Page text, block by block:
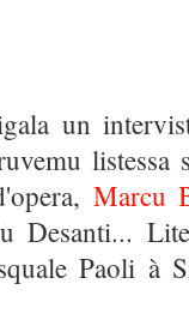
un
listessa
Marcu
Desanti...
Paoli à